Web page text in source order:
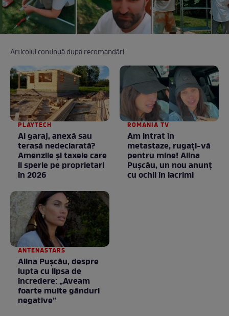
Articolul continuă după recomandări
PLAYTECH
Ai garaj, anexă sau
terasă nedeclarată?
Amenzile și taxele care
îi sperie pe proprietari
în 2026
ROMANIA TV
Am intrat în
metastaze, rugaţi-vă
pentru mine! Alina
Puşcău, un nou anunţ
cu ochii în lacrimi
ANTENASTARS
Alina Pușcău, despre
lupta cu lipsa de
încredere: „Aveam
foarte multe gânduri
negative”